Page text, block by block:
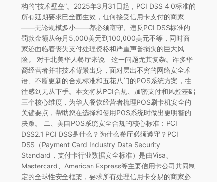
构的“技术壁垒”。2025年3月31日起，PCI DSS 4.0标准的
所有延期要求已全面生效，任何接受信用卡支付的商家
——无论规模多小——都必须遵守。违反PCI DSS标准的
罚款金额从每月5,000美元到100,000美元不等，同时商
家还面临着丧失支付处理资格和严重声誉损失的巨大风
险。 对于北美华人餐厅来说，这一问题尤其复杂。许多华
裔经营者并非技术背景出身，面对层出不穷的网络安全术
语、不断更新的合规标准和五花八门的POS系统方案，往
往感到无从下手。本文将从PCI合规、加密支付和风控基础
三个核心维度，为华人餐饮经营者梳理POS刷卡机安全的
关键要点，帮助您在选择和使用POS系统时做出更明智的
决策。 二、美国POS系统安全合规的核心标准：PCI
DSS2.1 PCI DSS是什么？为什么餐厅必须遵守？PCI
DSS（Payment Card Industry Data Security
Standard，支付卡行业数据安全标准）是由Visa、
Mastercard、American Express等主要信用卡公司共同制
定的全球性安全框架，要求所有处理信用卡交易的商家必